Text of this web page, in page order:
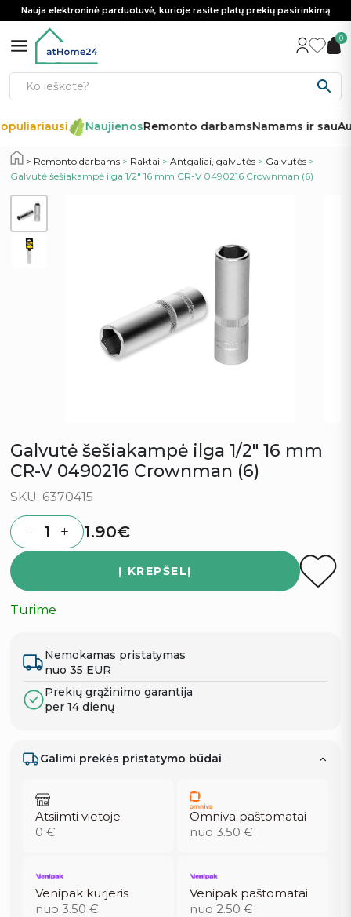
Nauja elektroninė parduotuvė, kurioje rasite platų prekių pasirinkimą
0
NaujienosRemonto darbamsNamams ir sau
Remonto darbams > Raktai >Antgaliai, galvutės > Galvutės >
Galvutė šešiakampė ilga 1/2″ 16 mm CR-V 0490216 Crownman (6)
Galvutė šešiakampė ilga 1/2″ 16 mm
CR-V 0490216 Crownman (6)
SKU: 6370415
Quantity
- + 1.90€
Į KREPŠELĮ
Turime
Nemokamas pristatymas
nuo 35 EUR
Prekių grąžinimo garantija
per 14 dienų
Galimi prekės pristatymo būdai
Atsiimti vietoje
0 €
Omniva paštomatai
nuo 3.50 €
Venipak kurjeris
nuo 3.50 €
Venipak paštomatai
nuo 2.50 €